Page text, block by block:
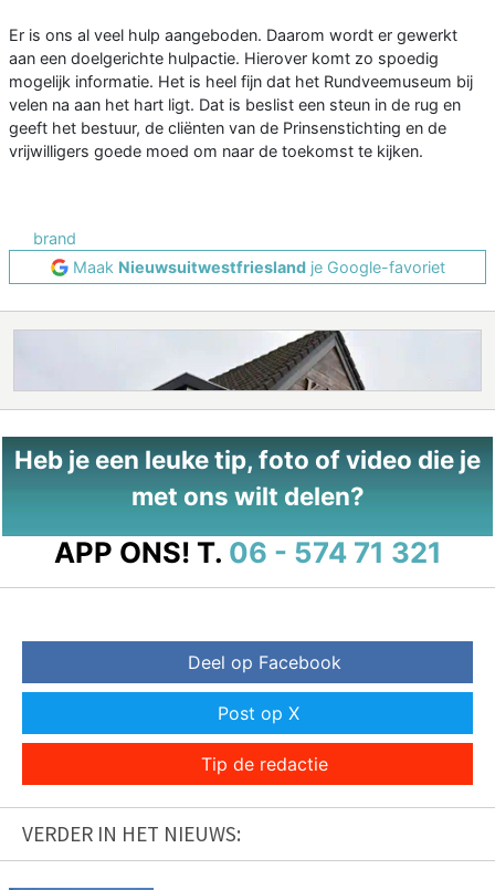
Er is ons al veel hulp aangeboden. Daarom wordt er gewerkt
aan een doelgerichte hulpactie. Hierover komt zo spoedig
mogelijk informatie. Het is heel fijn dat het Rundveemuseum bij
velen na aan het hart ligt. Dat is beslist een steun in de rug en
geeft het bestuur, de cliënten van de Prinsenstichting en de
vrijwilligers goede moed om naar de toekomst te kijken.
brand
Maak Nieuwsuitwestfrieslandje Google-favoriet
Heb je een leuke tip, foto of video die je
met ons wilt delen?
APP ONS! T. 06 - 574 71 321
Deel op Facebook
Post op X
Tip de redactie
VERDER IN HET NIEUWS: